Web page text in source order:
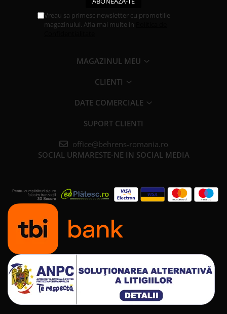
Vreau sa primesc newsletter cu promotiile
magazinului. Afla mai multe in
MAGAZINUL MEU
CLIENTI
DATE COMERCIALE
SUPORT CLIENTI
office@behrens-romania.ro
SOCIAL URMARESTE-NE IN SOCIAL MEDIA